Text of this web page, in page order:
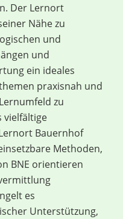
Der Lernort
Nähe zu
und
und
ein ideales
praxisnah und
zu
vielfältige
Bauernhof
Methoden,
BNE orientieren
es
Unterstützung,